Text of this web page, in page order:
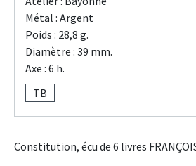
Métal : Argent
Poids : 28,8 g.
Diamètre : 39 mm.
Axe : 6 h.
TB
Constitution, écu de 6 livres